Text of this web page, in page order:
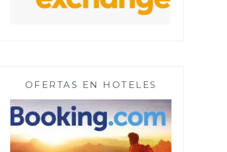
OFERTAS EN HOTELES